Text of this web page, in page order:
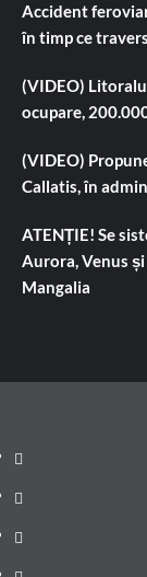
Accident
în timp ce
(VIDEO)
ocupare,
(VIDEO)
Callatis, în
ATENȚIE! Se
Aurora, Venus
Mangalia
Prima
pagină
Știri
de
ultima
Administrație
locală
Actualitate